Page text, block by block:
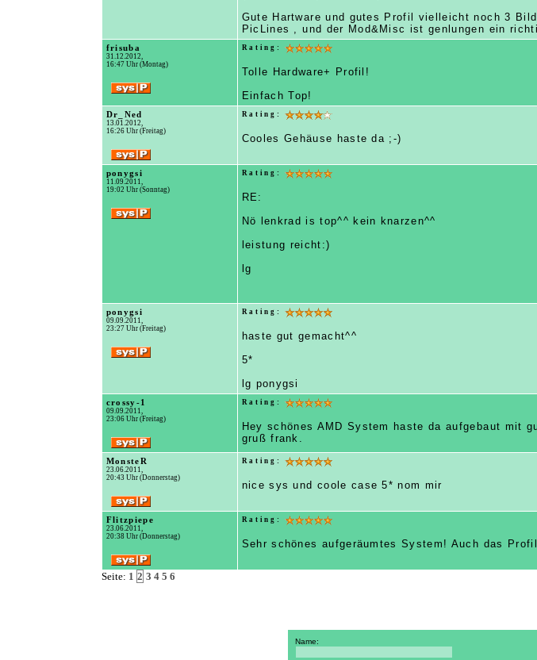
Gute Hartware und gutes Profil vielleicht noch 3
PicLines , und der Mod&Misc ist genlungen ein
frisuba
31.12.2012,
16:47 Uhr (Montag)
Rating:
Tolle Hardware+ Profil!
Einfach Top!
Dr_Ned
13.01.2012,
16:26 Uhr (Freitag)
Rating:
Cooles Gehäuse haste da ;-)
ponygsi
11.09.2011,
19:02 Uhr (Sonntag)
Rating:
RE:
Nö lenkrad is top^^ kein knarzen^^
leistung reicht:)
lg
ponygsi
09.09.2011,
23:27 Uhr (Freitag)
Rating:
haste gut gemacht^^
5*
lg ponygsi
crossy-1
09.09.2011,
23:06 Uhr (Freitag)
Rating:
Hey schönes AMD System haste da aufgebaut mit
gruß frank.
MonsteR
23.06.2011,
20:43 Uhr (Donnerstag)
Rating:
nice sys und coole case 5* nom mir
Flitzpiepe
23.06.2011,
20:38 Uhr (Donnerstag)
Rating:
Sehr schönes aufgeräumtes System! Auch das
Seite: 1 2 3 4 5 6
Name: